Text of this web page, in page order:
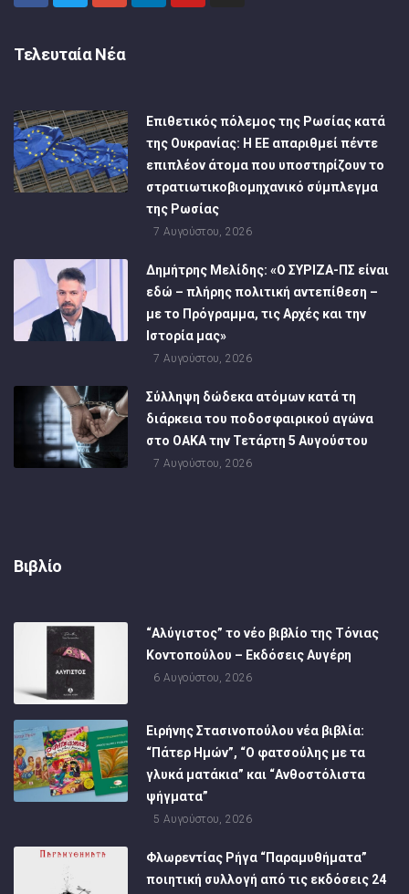
Τελευταία Νέα
Επιθετικός πόλεμος της Ρωσίας κατά
της Ουκρανίας: Η ΕΕ απαριθμεί πέντε
επιπλέον άτομα που υποστηρίζουν το
στρατιωτικοβιομηχανικό σύμπλεγμα
της Ρωσίας
7 Αυγούστου, 2026
Δημήτρης Μελίδης: «Ο ΣΥΡΙΖΑ-ΠΣ είναι
εδώ – πλήρης πολιτική αντεπίθεση –
με το Πρόγραμμα, τις Αρχές και την
Ιστορία μας»
7 Αυγούστου, 2026
Σύλληψη δώδεκα ατόμων κατά τη
διάρκεια του ποδοσφαιρικού αγώνα
στο ΟΑΚΑ την Τετάρτη 5 Αυγούστου
7 Αυγούστου, 2026
Βιβλίο
“Αλύγιστος” το νέο βιβλίο της Τόνιας
Κοντοπούλου – Εκδόσεις Αυγέρη
6 Αυγούστου, 2026
Ειρήνης Στασινοπούλου νέα βιβλία:
“Πάτερ Ημών”, “Ο φατσούλης με τα
γλυκά ματάκια” και “Ανθοστόλιστα
ψήγματα”
5 Αυγούστου, 2026
Φλωρεντίας Ρήγα “Παραμυθήματα”
ποιητική συλλογή από τις εκδόσεις 24